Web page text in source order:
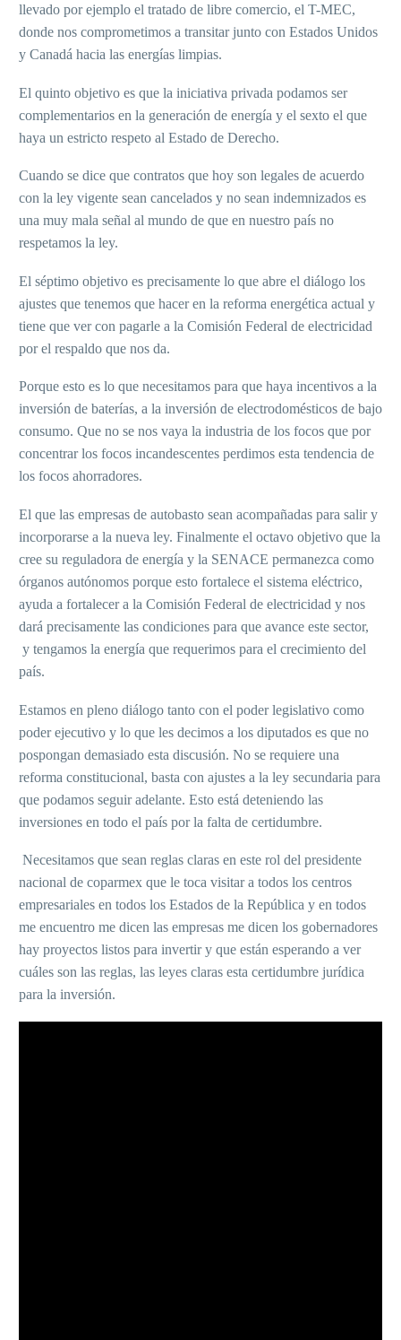
llevado por ejemplo el tratado de libre comercio, el T-MEC,
donde nos comprometimos a transitar junto con Estados Unidos
y Canadá hacia las energías limpias.
El quinto objetivo es que la iniciativa privada podamos ser
complementarios en la generación de energía y el sexto el que
haya un estricto respeto al Estado de Derecho.
Cuando se dice que contratos que hoy son legales de acuerdo
con la ley vigente sean cancelados y no sean indemnizados es
una muy mala señal al mundo de que en nuestro país no
respetamos la ley.
El séptimo objetivo es precisamente lo que abre el diálogo los
ajustes que tenemos que hacer en la reforma energética actual y
tiene que ver con pagarle a la Comisión Federal de electricidad
por el respaldo que nos da.
Porque esto es lo que necesitamos para que haya incentivos a la
inversión de baterías, a la inversión de electrodomésticos de bajo
consumo. Que no se nos vaya la industria de los focos que por
concentrar los focos incandescentes perdimos esta tendencia de
los focos ahorradores.
El que las empresas de autobasto sean acompañadas para salir y
incorporarse a la nueva ley. Finalmente el octavo objetivo que la
cree su reguladora de energía y la SENACE permanezca como
órganos autónomos porque esto fortalece el sistema eléctrico,
ayuda a fortalecer a la Comisión Federal de electricidad y nos
dará precisamente las condiciones para que avance este sector,
y tengamos la energía que requerimos para el crecimiento del
país.
Estamos en pleno diálogo tanto con el poder legislativo como
poder ejecutivo y lo que les decimos a los diputados es que no
pospongan demasiado esta discusión. No se requiere una
reforma constitucional, basta con ajustes a la ley secundaria para
que podamos seguir adelante. Esto está deteniendo las
inversiones en todo el país por la falta de certidumbre.
Necesitamos que sean reglas claras en este rol del presidente
nacional de coparmex que le toca visitar a todos los centros
empresariales en todos los Estados de la República y en todos
me encuentro me dicen las empresas me dicen los gobernadores
hay proyectos listos para invertir y que están esperando a ver
cuáles son las reglas, las leyes claras esta certidumbre jurídica
para la inversión.